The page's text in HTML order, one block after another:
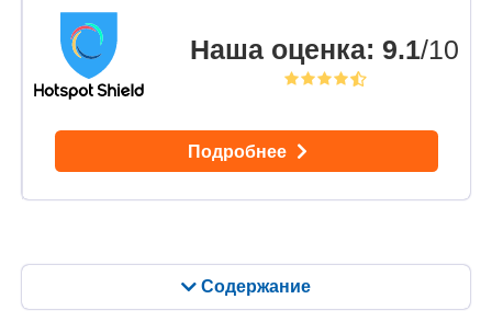
Содержание
Наша оценка: 9.1/10
Подробнее